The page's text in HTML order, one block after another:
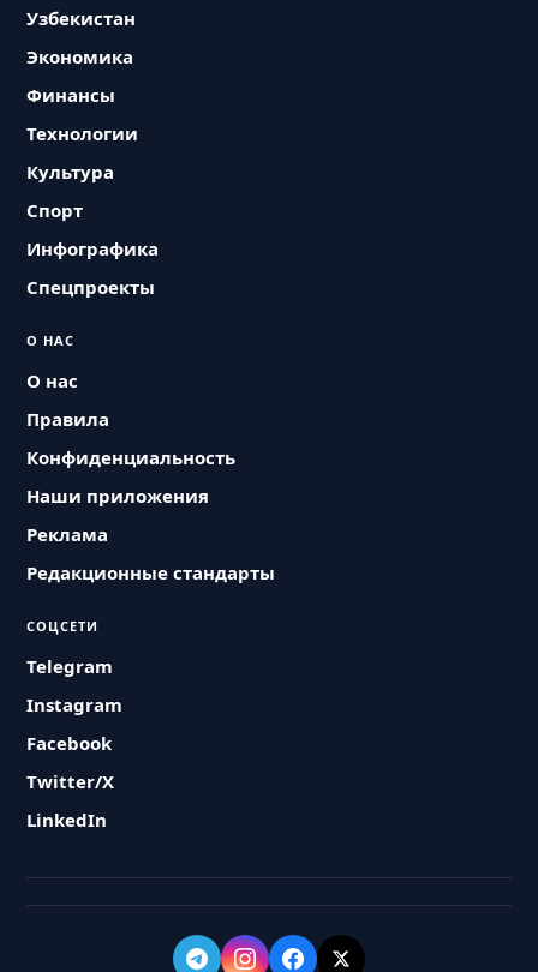
Узбекистан
Экономика
Финансы
Технологии
Культура
Спорт
Инфографика
Спецпроекты
О НАС
О нас
Правила
Конфиденциальность
Наши приложения
Реклама
Редакционные стандарты
СОЦСЕТИ
Telegram
Instagram
Facebook
Twitter/X
LinkedIn